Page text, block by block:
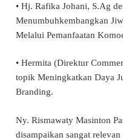
• Hj. Rafika Johani, S.Ag
Menumbuhkembangkan
Melalui Pemanfaatan
• Hermita (Direktur
topik Meningkatkan Daya
Branding.
Ny. Rismawaty Masinton
disampaikan sangat